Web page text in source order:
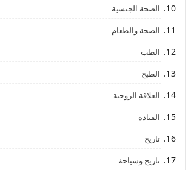
الصحة الجنسية
الصحة والطعام
الطب
الطبخ
العلاقة الزوجية
القيادة
تاريخ
تاريخ وسياحة